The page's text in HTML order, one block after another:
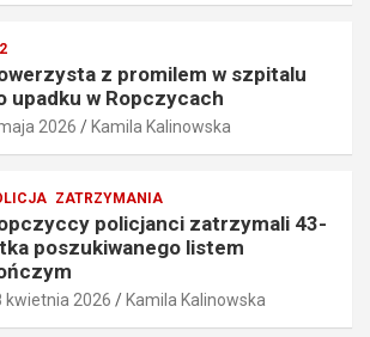
z promilem w szpitalu
upadku w Ropczycach
2026 Kamila Kalinowska
ZATRZYMANIA
policjanci zatrzymali 43-
poszukiwanego listem
kwietnia 2026 Kamila Kalinowska